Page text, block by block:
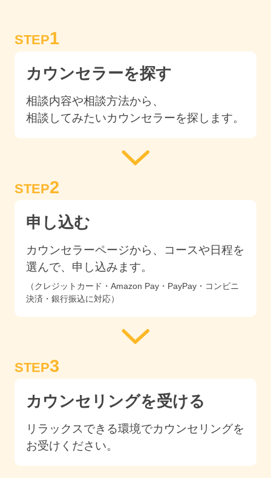
STEP1
カウンセラーを探す
相談内容や相談方法から、
相談してみたいカウンセラーを探します。
STEP2
申し込む
カウンセラーページから、コースや日程を
選んで、申し込みます。
（クレジットカード・Amazon Pay・PayPay・コンビニ
決済・銀行振込に対応）
STEP3
カウンセリングを受ける
リラックスできる環境でカウンセリングを
お受けください。